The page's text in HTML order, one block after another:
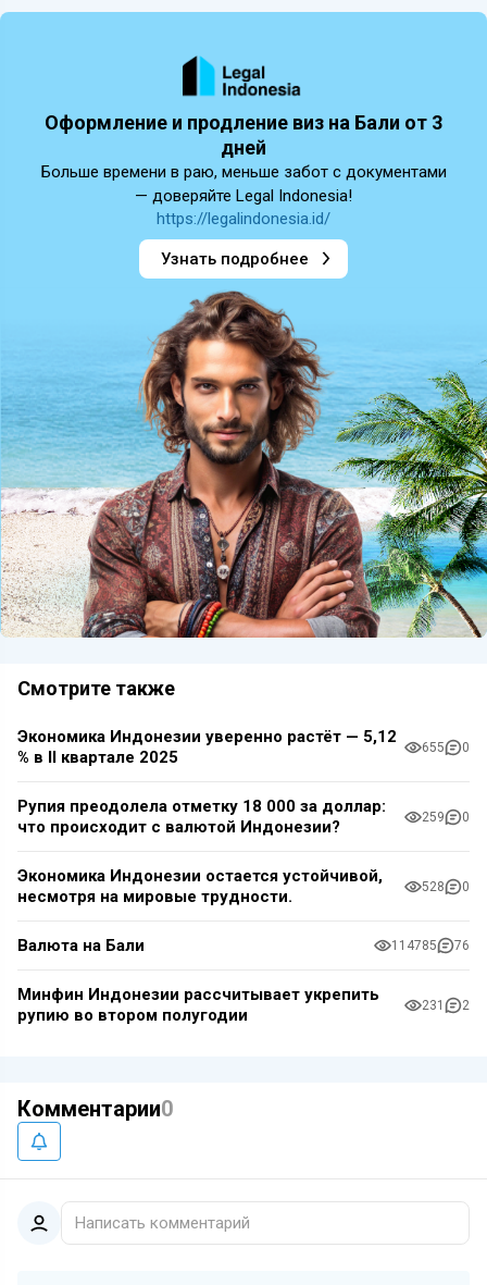
Оформление и продление виз на Бали от 3
дней
Больше времени в раю, меньше забот с документами
— доверяйте Legal Indonesia!
https://legalindonesia.id/
Узнать подробнее
Смотрите также
Экономика Индонезии уверенно растёт — 5,12
% в II квартале 2025
655 0
Рупия преодолела отметку 18 000 за доллар:
что происходит с валютой Индонезии?
259 0
Экономика Индонезии остается устойчивой,
несмотря на мировые трудности.
528 0
Валюта на Бали 114785 76
Минфин Индонезии рассчитывает укрепить
рупию во втором полугодии
231 2
Комментарии0
Написать комментарий